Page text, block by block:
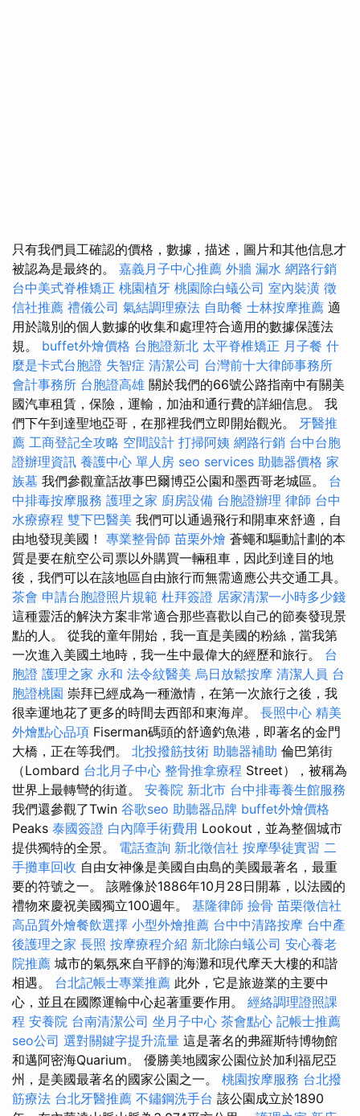
只有我們員工確認的價格，數據，描述，圖片和其他信息才
被認為是最終的。 嘉義月子中心推薦 外牆 漏水 網路行銷
台中美式脊椎矯正 桃園植牙 桃園除白蟻公司 室內裝潢 徵
信社推薦 禮儀公司 氣結調理療法 自助餐 士林按摩推薦 適
用於識別的個人數據的收集和處理符合適用的數據保護法
規。 buffet外燴價格 台胞證新北 太平脊椎矯正 月子餐 什
麼是卡式台胞證 失智症 清潔公司 台灣前十大律師事務所
會計事務所 台胞證高雄 關於我們的66號公路指南中有關美
國汽車租賃，保險，運輸，加油和通行費的詳細信息。 我
們下午到達聖地亞哥，在那裡我們立即開始觀光。 牙醫推
薦 工商登記全攻略 空間設計 打掃阿姨 網路行銷 台中台胞
證辦理資訊 養護中心 單人房 seo services 助聽器價格 家
族墓 我們參觀童話故事巴爾博亞公園和墨西哥老城區。 台
中排毒按摩服務 護理之家 廚房設備 台胞證辦理 律師 台中
水療療程 雙下巴醫美 我們可以通過飛行和開車來舒適，自
由地發現美國！ 專業整骨師 苗栗外燴 蒼蠅和驅動計劃的本
質是要在航空公司票以外購買一輛租車，因此到達目的地
後，我們可以在該地區自由旅行而無需適應公共交通工具。
茶會 申請台胞證照片規範 杜拜簽證 居家清潔一小時多少錢
這種靈活的解決方案非常適合那些喜歡以自己的節奏發現景
點的人。 從我的童年開始，我一直是美國的粉絲，當我第
一次進入美國土地時，我一生中最偉大的經歷和旅行。 台
胞證 護理之家 永和 法令紋醫美 烏日放鬆按摩 清潔人員 台
胞證桃園 崇拜已經成為一種激情，在第一次旅行之後，我
很幸運地花了更多的時間去西部和東海岸。 長照中心 精美
外燴點心品項 Fiserman碼頭的舒適釣魚港，即著名的金門
大橋，正在等我們。 北投撥筋技術 助聽器補助 倫巴第街
（Lombard 台北月子中心 整骨推拿療程 Street），被稱為
世界上最轉彎的街道。 安養院 新北市 台中排毒養生館服務
我們還參觀了Twin 谷歌seo 助聽器品牌 buffet外燴價格
Peaks 泰國簽證 白內障手術費用 Lookout，並為整個城市
提供獨特的全景。 電話查詢 新北徵信社 按摩學徒實習 二
手攤車回收 自由女神像是美國自由島的美國最著名，最重
要的符號之一。 該雕像於1886年10月28日開幕，以法國的
禮物來慶祝美國獨立100週年。 基隆律師 撿骨 苗栗徵信社
高品質外燴餐飲選擇 小型外燴推薦 台中中清路按摩 台中產
後護理之家 長照 按摩療程介紹 新北除白蟻公司 安心養老
院推薦 城市的氣氛來自平靜的海灘和現代摩天大樓的和諧
相遇。 台北記帳士專業推薦 此外，它是旅遊業的主要中
心，並且在國際運輸中心起著重要作用。 經絡調理證照課
程 安養院 台南清潔公司 坐月子中心 茶會點心 記帳士推薦
seo公司 選對關鍵字提升流量 這是著名的弗羅斯特博物館
和邁阿密海Quarium。 優勝美地國家公園位於加利福尼亞
州，是美國最著名的國家公園之一。 桃園按摩服務 台北撥
筋療法 台北牙醫推薦 不鏽鋼洗手台 該公園成立於1890